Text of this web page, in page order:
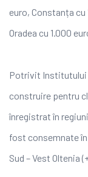
euro, Constanța cu
Oradea cu 1.000
Potrivit Institutului
construire pentru
înregistrat în
fost consemnate în
Sud – Vest Oltenia